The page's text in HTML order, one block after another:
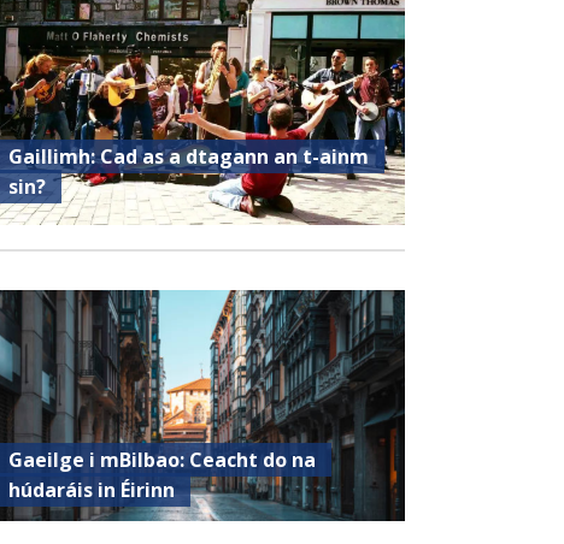
Gaillimh: Cad as a dtagann an t-ainm
sin?
Gaeilge i mBilbao: Ceacht do na
húdaráis in Éirinn